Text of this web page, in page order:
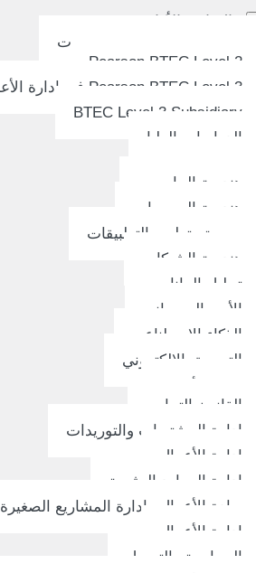
البكالوريا التحضيرية للجامعات
Pearson BTEC Level 2
Pearson BTEC Level 3 في إدارة الأعمال
BTEC Level 3 Subsidiary
الدراسات العليا
هندسة الحاسوب
هندسة البرمجيات
برمجة وتطوير التطبيقات
هندسة الشبكات
تحليل البيانات
الأمن السيبراني
الذكاء الاصطناعي
التسويق الإلكتروني
القانون التجاري
إدارة المشتريات والتوريدات
إدارة الأعمال
إدارة الموارد البشرية
ريادة الأعمال وإدارة المشاريع الصغيرة
إدارة الأعمال
المحاسبة والتمويل